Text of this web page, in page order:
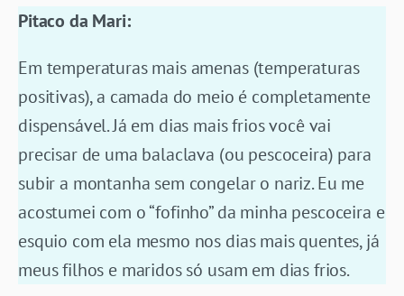
Pitaco da Mari:
Em temperaturas mais amenas (temperaturas
positivas), a camada do meio é completamente
dispensável. Já em dias mais frios você vai
precisar de uma balaclava (ou pescoceira) para
subir a montanha sem congelar o nariz. Eu me
acostumei com o “fofinho” da minha pescoceira e
esquio com ela mesmo nos dias mais quentes, já
meus filhos e maridos só usam em dias frios.